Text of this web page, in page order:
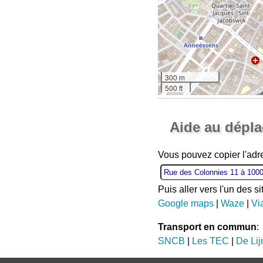
300 m
500 ft
Aide au
Vous pouvez copier
Puis aller vers l'un des
Google maps| Waze|
Transport en commun:
SNCB
Les TEC De